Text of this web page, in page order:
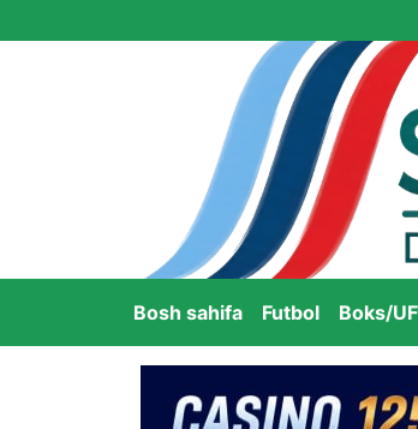
Bosh sahifa Futbol Boks/